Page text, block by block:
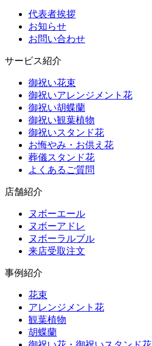
代表者挨拶
お知らせ
お問い合わせ
サービス紹介
御祝い花束
御祝いアレンジメント花
御祝い胡蝶蘭
御祝い観葉植物
御祝いスタンド花
お悔やみ・お供え花
葬儀スタンド花
よくあるご質問
店舗紹介
ヌボーエール
ヌボーアドレ
ヌボーラルブル
来店受取注文
事例紹介
花束
アレンジメント花
観葉植物
胡蝶蘭